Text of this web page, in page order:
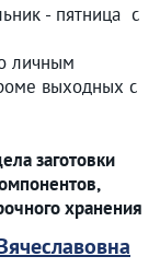
- пятница с
личным
выходных с
заготовки
хранения